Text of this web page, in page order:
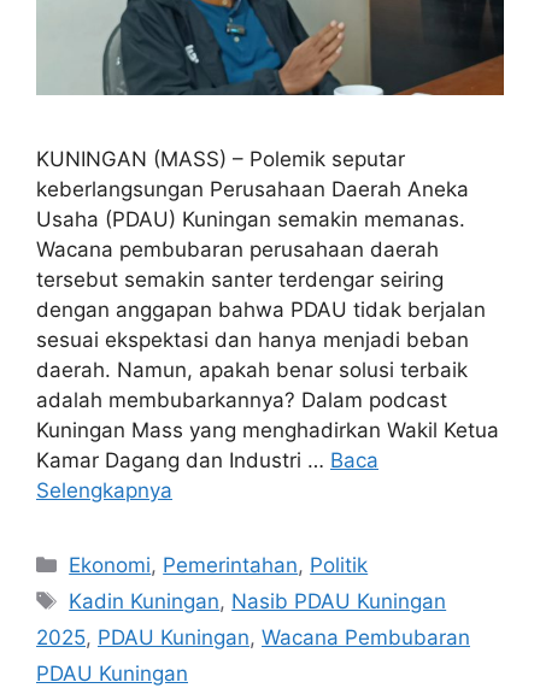
KUNINGAN (MASS) – Polemik seputar
keberlangsungan Perusahaan Daerah Aneka
Usaha (PDAU) Kuningan semakin memanas.
Wacana pembubaran perusahaan daerah
tersebut semakin santer terdengar seiring
dengan anggapan bahwa PDAU tidak berjalan
sesuai ekspektasi dan hanya menjadi beban
daerah. Namun, apakah benar solusi terbaik
adalah membubarkannya? Dalam podcast
Kuningan Mass yang menghadirkan Wakil Ketua
Kamar Dagang dan Industri … Baca
Selengkapnya
Kategori
Ekonomi, Pemerintahan, Politik
Tag
Kadin Kuningan, Nasib PDAU Kuningan
2025, PDAU Kuningan, Wacana Pembubaran
PDAU Kuningan